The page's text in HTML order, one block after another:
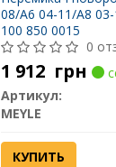
08/A6 04-11/A8
100 850 0015
0
1 912 грн
Артикул:
MEYLE
КУПИТЬ